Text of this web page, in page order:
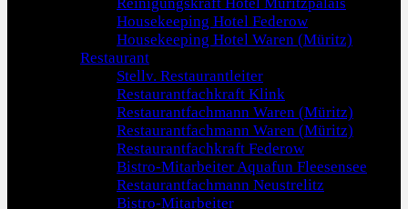
Housekeeping Hotel Federow
Housekeeping Hotel Waren (Müritz)
Restaurant
Stellv. Restaurantleiter
Restaurantfachkraft Klink
Restaurantfachmann Waren (Müritz)
Restaurantfachmann Waren (Müritz)
Restaurantfachkraft Federow
Bistro-Mitarbeiter Aquafun Fleesensee
Restaurantfachmann Neustrelitz
Bistro-Mitarbeiter